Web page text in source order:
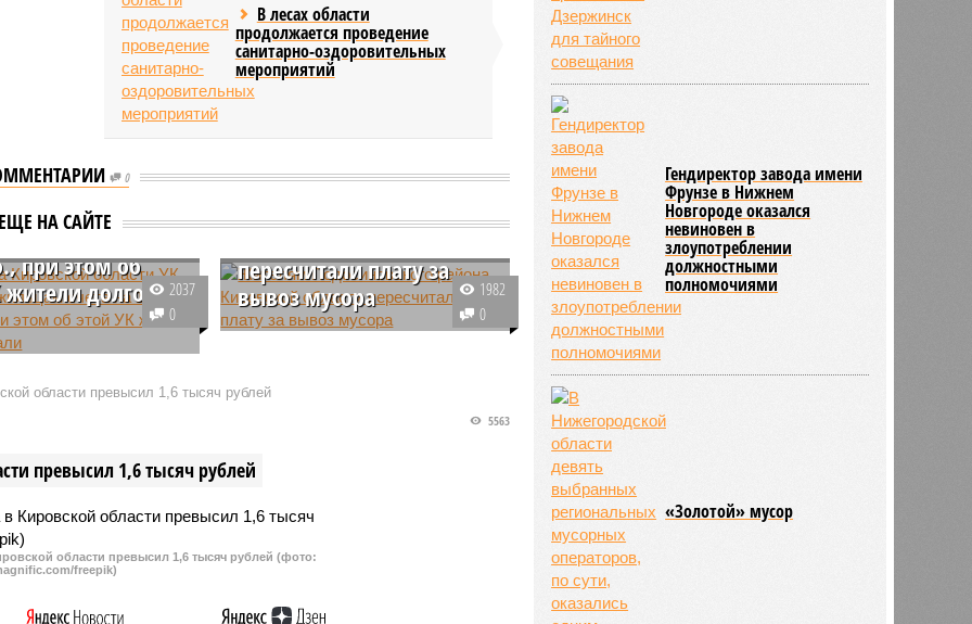
В лесах области
продолжается проведение
санитарно-оздоровительных
мероприятий
0
ЕЩЕ НА САЙТЕ
Кировской
УК выставила
счета на 11-21
при этом об
жители долго не
городке Зуевка
УК
общего имущества
2037
0
Жителям
Подосиновского района
пересчитали плату за
вывоз мусора
Жителям Подосиновского района
они за год переплатили
1982
0
области превысил 1,6 тысяч рублей
превысил 1,6 тысяч рублей
5563
области превысил 1,6 тысяч рублей (фото:
freepik)
Гендиректор завода имени
Фрунзе в Нижнем
Новгороде оказался
невиновен в
злоупотреблении
должностными
полномочиями
«Золотой» мусор